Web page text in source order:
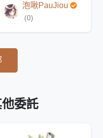
泡啾PauJiou
(0)
委託